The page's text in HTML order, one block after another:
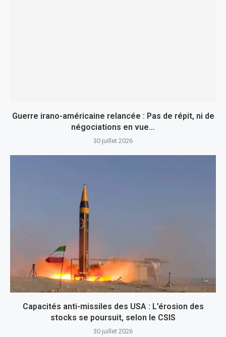
Guerre irano-américaine relancée : Pas de répit, ni de
négociations en vue…
30 juillet 2026
Capacités anti-missiles des USA : L’érosion des
stocks se poursuit, selon le CSIS
30 juillet 2026